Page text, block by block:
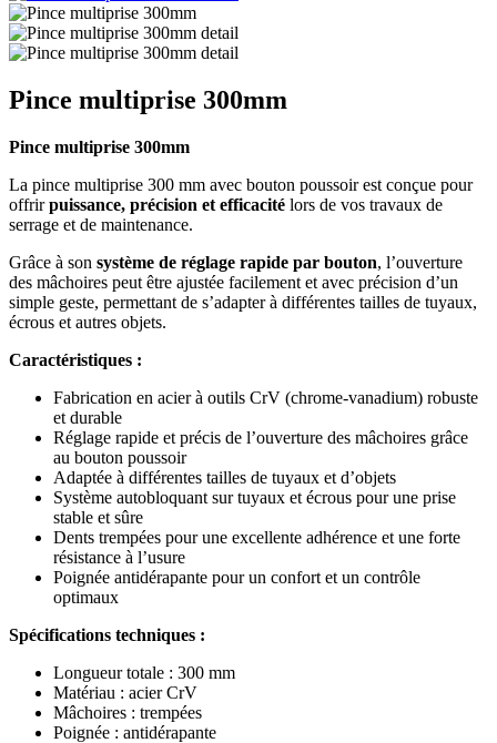
Pince multiprise 300mm
Pince multiprise 300mm
La pince multiprise 300 mm avec bouton poussoir est conçue pour
offrirpuissance, précision et efficacité lors de vos travaux de
serrage et de maintenance.
Grâce à son système de réglage rapide par bouton, l’ouverture
des mâchoires peut être ajustée facilement et avec précision d’un
simple geste, permettant de s’adapter à différentes tailles de tuyaux,
écrous et autres objets.
Caractéristiques :
Fabrication en acier à outils CrV (chrome-vanadium) robuste
et durable
Réglage rapide et précis de l’ouverture des mâchoires grâce
au bouton poussoir
Adaptée à différentes tailles de tuyaux et d’objets
Système autobloquant sur tuyaux et écrous pour une prise
stable et sûre
Dents trempées pour une excellente adhérence et une forte
résistance à l’usure
Poignée antidérapante pour un confort et un contrôle
optimaux
Spécifications techniques :
Longueur totale : 300 mm
Matériau : acier CrV
Mâchoires : trempées
Poignée : antidérapante